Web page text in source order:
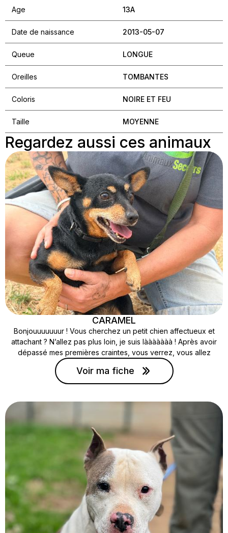
Age 13A
Date de naissance 2013-05-07
Queue LONGUE
Oreilles TOMBANTES
Coloris NOIRE ET FEU
Taille MOYENNE
Regardez aussi ces animaux
CARAMEL
Bonjouuuuuuur ! Vous cherchez un petit chien affectueux et
attachant ? N’allez pas plus loin, je suis lààààààà ! Après avoir
dépassé mes premières craintes, vous verrez, vous allez
m’adorer ! (enfin OK, si on passe outre mon petit caractère qui
me pousse à ne pas cohabiter avec chats, petits chiens et
enfants)
Voir ma fiche